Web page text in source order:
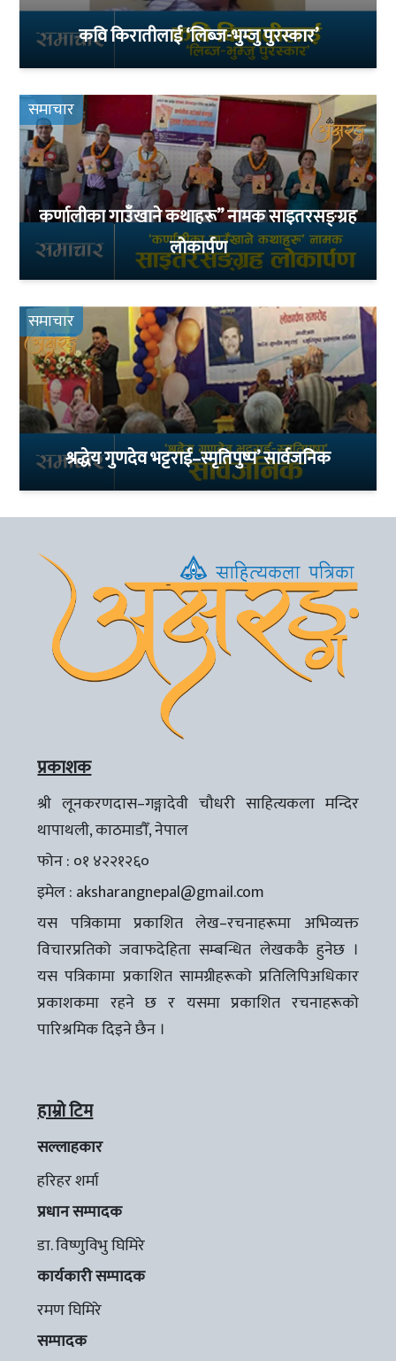
कवि किरातीलाई ‘लिब्ज-भुम्जु पुरस्कार’
समाचार
कर्णालीका गाउँखाने कथाहरू” नामक साइतरसङ्ग्रह
लोकार्पण
समाचार
श्रद्धेय गुणदेव भट्टराई–स्मृतिपुष्प’ सार्वजनिक
प्रकाशक
श्री लूनकरणदास–गङ्गादेवी चौधरी साहित्यकला मन्दिर
थापाथली, काठमाडौँ, नेपाल
फोन : ०१ ४२२१२६०
इमेल : aksharangnepal@gmail.com
यस पत्रिकामा प्रकाशित लेख–रचनाहरूमा अभिव्यक्त
विचारप्रतिको जवाफदेहिता सम्बन्धित लेखककै हुनेछ ।
यस पत्रिकामा प्रकाशित सामग्रीहरूको प्रतिलिपिअधिकार
प्रकाशकमा रहने छ र यसमा प्रकाशित रचनाहरूको
पारिश्रमिक दिइने छैन ।
हाम्रो टिम
सल्लाहकार
हरिहर शर्मा
प्रधान सम्पादक
डा. विष्णुविभु घिमिरे
कार्यकारी सम्पादक
रमण घिमिरे
सम्पादक